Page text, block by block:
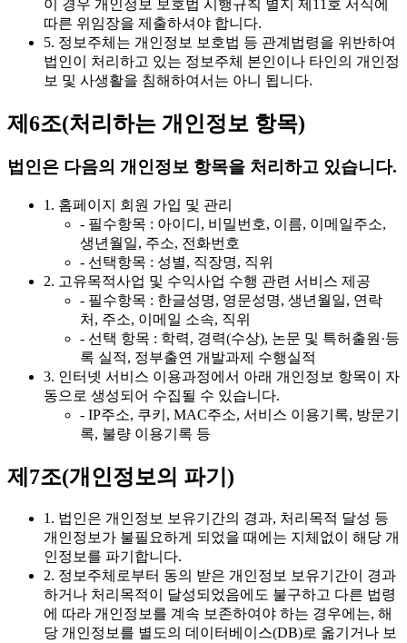
이 경우 개인정보 보호법 시행규칙 별지 제11호 서식에
따른 위임장을 제출하셔야 합니다.
5. 정보주체는 개인정보 보호법 등 관계법령을 위반하여
법인이 처리하고 있는 정보주체 본인이나 타인의 개인정
보 및 사생활을 침해하여서는 아니 됩니다.
제6조(처리하는 개인정보 항목)
법인은 다음의 개인정보 항목을 처리하고 있습니다.
1. 홈페이지 회원 가입 및 관리
- 필수항목 : 아이디, 비밀번호, 이름, 이메일주소,
생년월일, 주소, 전화번호
- 선택항목 : 성별, 직장명, 직위
2. 고유목적사업 및 수익사업 수행 관련 서비스 제공
- 필수항목 : 한글성명, 영문성명, 생년월일, 연락
처, 주소, 이메일 소속, 직위
- 선택 항목 : 학력, 경력(수상), 논문 및 특허출원·등
록 실적, 정부출연 개발과제 수행실적
3. 인터넷 서비스 이용과정에서 아래 개인정보 항목이 자
동으로 생성되어 수집될 수 있습니다.
- IP주소, 쿠키, MAC주소, 서비스 이용기록, 방문기
록, 불량 이용기록 등
제7조(개인정보의 파기)
1. 법인은 개인정보 보유기간의 경과, 처리목적 달성 등
개인정보가 불필요하게 되었을 때에는 지체없이 해당 개
인정보를 파기합니다.
2. 정보주체로부터 동의 받은 개인정보 보유기간이 경과
하거나 처리목적이 달성되었음에도 불구하고 다른 법령
에 따라 개인정보를 계속 보존하여야 하는 경우에는, 해
당 개인정보를 별도의 데이터베이스(DB)로 옮기거나 보